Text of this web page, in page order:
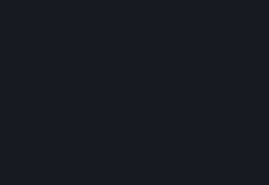
Светящиеся грибы позволяют
помногу. К середине раунда - они
приносить большие солнца. К
обороной. Можете вместе с ними
(Подсолнухи+Светящиеся грибы=